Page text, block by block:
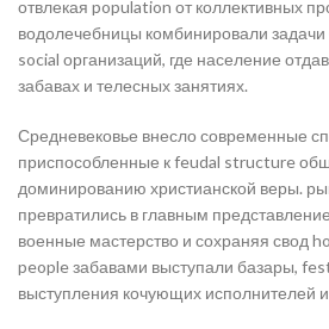
отвлекая population от коллективных
водолечебницы комбинировали
social организаций, где население
забавах и телесных занятиях.
Средневековье внесло современные
приспособленные к feudal structure
доминированию христианской веры.
превратились в главным
военные мастерство и сохраняя свод
people забавами выступали базары,
выступления кочующих исполнителей